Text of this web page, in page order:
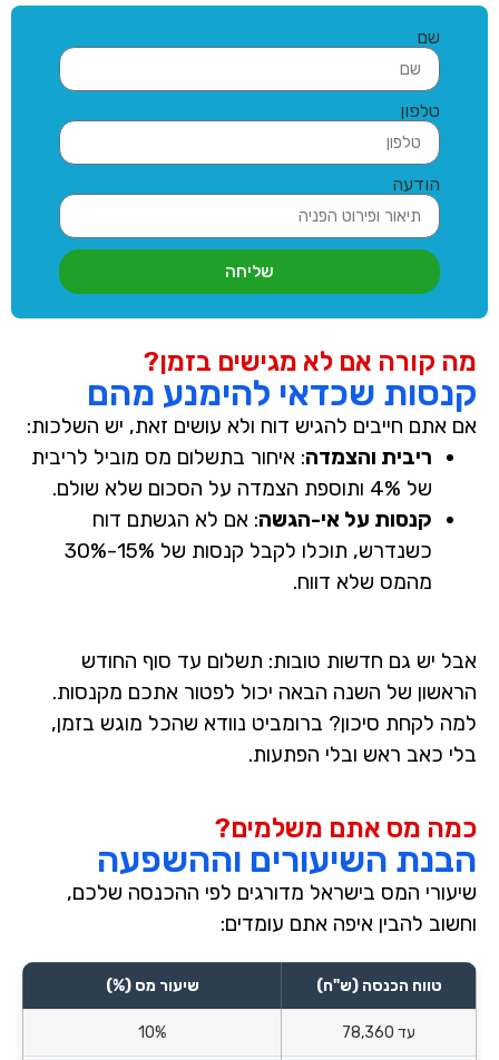
שם
טלפון
הודעה
שליחה
מה קורה אם לא מגישים בזמן?
קנסות שכדאי להימנע מהם
אם אתם חייבים להגיש דוח ולא עושים זאת, יש השלכות:
ריבית והצמדה: איחור בתשלום מס מוביל לריבית
של 4% ותוספת הצמדה על הסכום שלא שולם.
קנסות על אי-הגשה: אם לא הגשתם דוח
כשנדרש, תוכלו לקבל קנסות של 15%-30%
מהמס שלא דווח.
אבל יש גם חדשות טובות: תשלום עד סוף החודש
הראשון של השנה הבאה יכול לפטור אתכם מקנסות.
למה לקחת סיכון? ברומביט נוודא שהכל מוגש בזמן,
בלי כאב ראש ובלי הפתעות.
כמה מס אתם משלמים?
הבנת השיעורים וההשפעה
שיעורי המס בישראל מדורגים לפי ההכנסה שלכם,
וחשוב להבין איפה אתם עומדים:
טווח הכנסה (ש"ח) שיעור מס (%)
עד 78,360 10%